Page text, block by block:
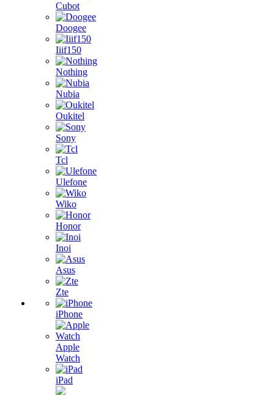
Cubot
Doogee
Iiif150
Nothing
Nubia
Oukitel
Sony
Tcl
Ulefone
Wiko
Honor
Inoi
Asus
Zte
iPhone
Apple
Watch
iPad